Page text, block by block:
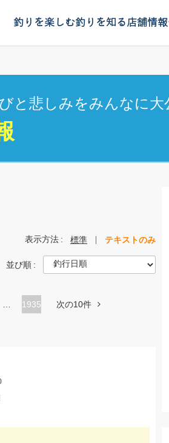
釣りを楽しむ釣りを知る店舗情報
と悲しみをみんなに大
表示方法 標準 テキストのみ
並び順
1935 次の10件